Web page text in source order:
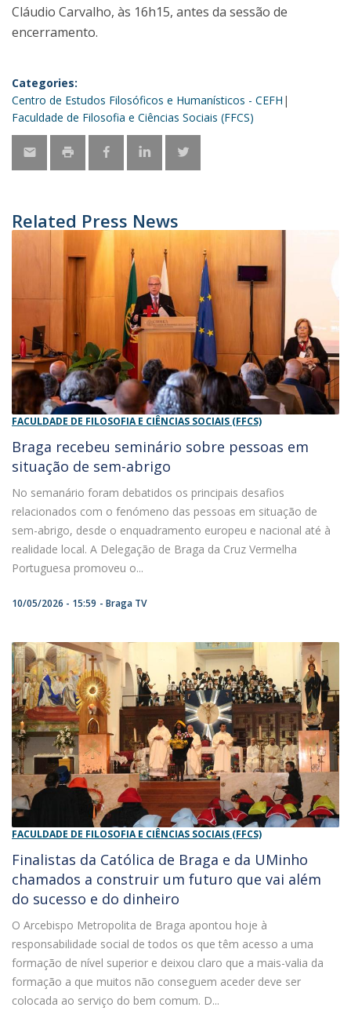
Cláudio Carvalho, às 16h15, antes da sessão de
encerramento.
Categories:
Centro de Estudos Filosóficos e Humanísticos - CEFH
Faculdade de Filosofia e Ciências Sociais (FFCS)
Related Press News
FACULDADE DE FILOSOFIA E CIÊNCIAS SOCIAIS (FFCS)
Braga recebeu seminário sobre pessoas em
situação de sem-abrigo
No semanário foram debatidos os principais desafios
relacionados com o fenómeno das pessoas em situação de
sem-abrigo, desde o enquadramento europeu e nacional até à
realidade local. A Delegação de Braga da Cruz Vermelha
Portuguesa promoveu o...
10/05/2026 - 15:59 Braga TV
FACULDADE DE FILOSOFIA E CIÊNCIAS SOCIAIS (FFCS)
Finalistas da Católica de Braga e da UMinho
chamados a construir um futuro que vai além
do sucesso e do dinheiro
O Arcebispo Metropolita de Braga apontou hoje à
responsabilidade social de todos os que têm acesso a uma
formação de nível superior e deixou claro que a mais-valia da
formação a que muitos não conseguem aceder deve ser
colocada ao serviço do bem comum. D...